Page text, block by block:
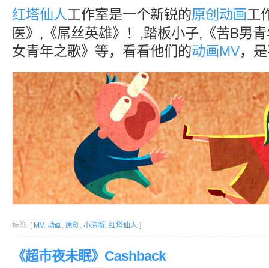
红塔仙人工作室是一个新锐的原创 动画工
医》,《屌丝英雄》！,踏板小子,《苦B男
女青年之歌》等，看看他们的动画MV，
标签: [ MV, 动画, 原创 , 小清新, 红塔仙人 ]
《超市夜未眠》Cashback